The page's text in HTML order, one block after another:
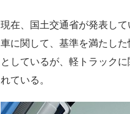
現在、国土交通省が発表し
車に関して、基準を満たし
としているが、軽トラック
れている。